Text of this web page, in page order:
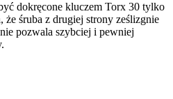
dokręcone kluczem Torx 30 tylko
śruba z drugiej strony ześlizgnie
pozwala szybciej i pewniej